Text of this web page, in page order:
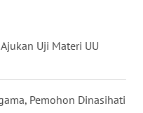
Uji Materi UU
Pemohon Dinasihati